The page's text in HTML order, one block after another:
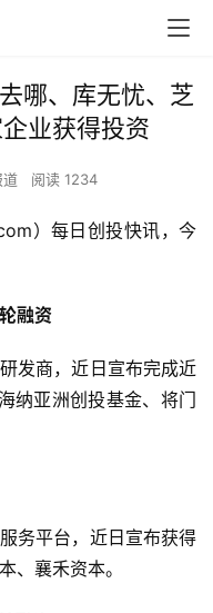
哪、库无忧、芝
业获得投资
道 阅读 1234
）每日创投快讯，今
融资
发商，近日宣布完成近
纳亚洲创投基金、将门
务平台，近日宣布获得
、襄禾资本。